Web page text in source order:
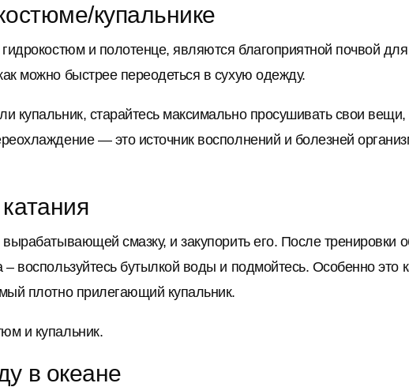
купальнике
и полотенце, являются благоприятной почвой
можно быстрее переодеться в сухую одежду.
купальник, старайтесь максимально просушивать свои
— это источник восполнений и болезней
смазку, и закупорить его. После тренировки
воспользуйтесь бутылкой воды и подмойтесь. Особенно это
плотно прилегающий купальник.
и купальник.
в океане